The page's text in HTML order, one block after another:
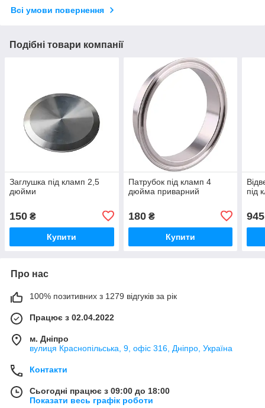
Всі умови повернення
Подібні товари компанії
Заглушка під кламп 2,5
дюйми
150 ₴
Купити
Патрубок під кламп 4
дюйма приварний
180₴
Купити
під
945
Про нас
100% позитивних з 1279 відгуків за рік
Працює з 02.04.2022
м. Дніпро
вулиця Краснопільська, 9, офіс 316, Дніпро, Україна
Контакти
Сьогодні працює з 09:00 до 18:00
Показати весь графік роботи